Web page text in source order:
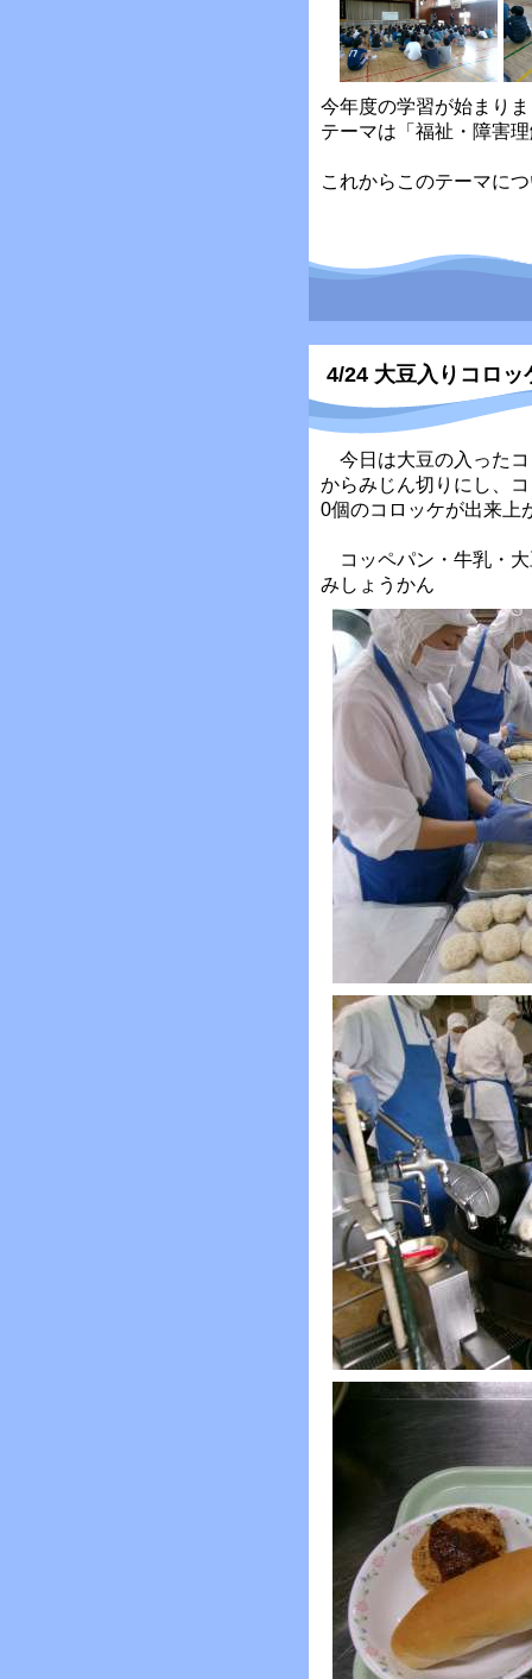
今年度の学習が始まり
テーマは「福祉・障害
これからこのテーマに
4/24 大豆入りコロッ
今日は大豆の入ったコ
からみじん切りにし、
0個のコロッケが出来上
コッペパン・牛乳・大
みしょうかん